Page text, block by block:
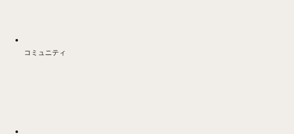
コミュニティ